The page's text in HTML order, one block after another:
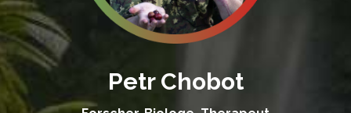
Petr Chobot